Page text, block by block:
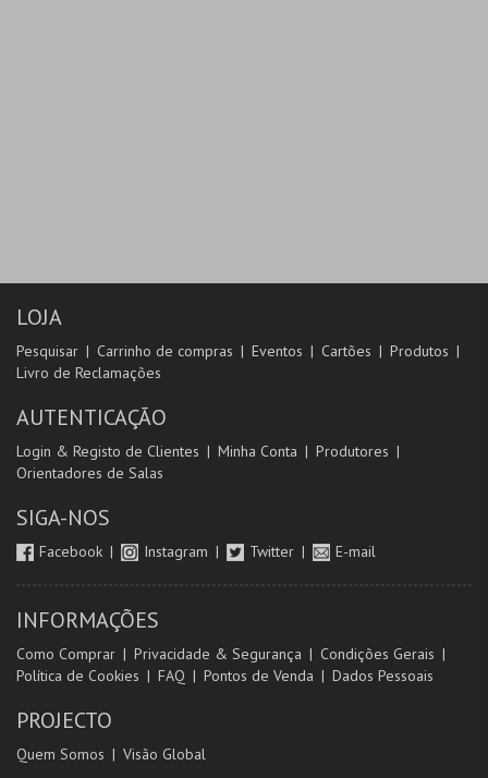
LOJA
Pesquisar Carrinho de compras Eventos Cartões
Produtos
Livro de Reclamações
AUTENTICAÇÃO
Login & Registo de Clientes Minha Conta
Produtores
Orientadores de Salas
SIGA-NOS
Facebook Instagram Twitter E-mail
INFORMAÇÕES
Como Comprar Privacidade & Segurança
Condições Gerais
Política de Cookies
FAQ Pontos de Venda Dados Pessoais
PROJECTO
Quem Somos Visão Global